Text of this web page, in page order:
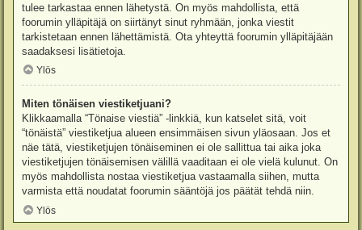
tulee tarkastaa ennen lähetystä. On myös mahdollista, että
foorumin ylläpitäjä on siirtänyt sinut ryhmään, jonka viestit
tarkistetaan ennen lähettämistä. Ota yhteyttä foorumin ylläpitäjään
saadaksesi lisätietoja.
Ylös
Miten tönäisen viestiketjuani?
Klikkaamalla “Tönaise viestiä” -linkkiä, kun katselet sitä, voit
“tönäistä” viestiketjua alueen ensimmäisen sivun yläosaan. Jos et
näe tätä, viestiketjujen tönäiseminen ei ole sallittua tai aika joka
viestiketjujen tönäisemisen välillä vaaditaan ei ole vielä kulunut. On
myös mahdollista nostaa viestiketjua vastaamalla siihen, mutta
varmista että noudatat foorumin sääntöjä jos päätät tehdä niin.
Ylös